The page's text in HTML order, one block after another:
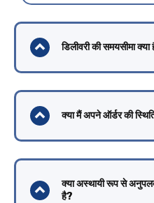
डिलीवरी की समयसीमा क्या
क्या मैं अपने ऑर्डर की
क्या अस्थायी रूप से
है?